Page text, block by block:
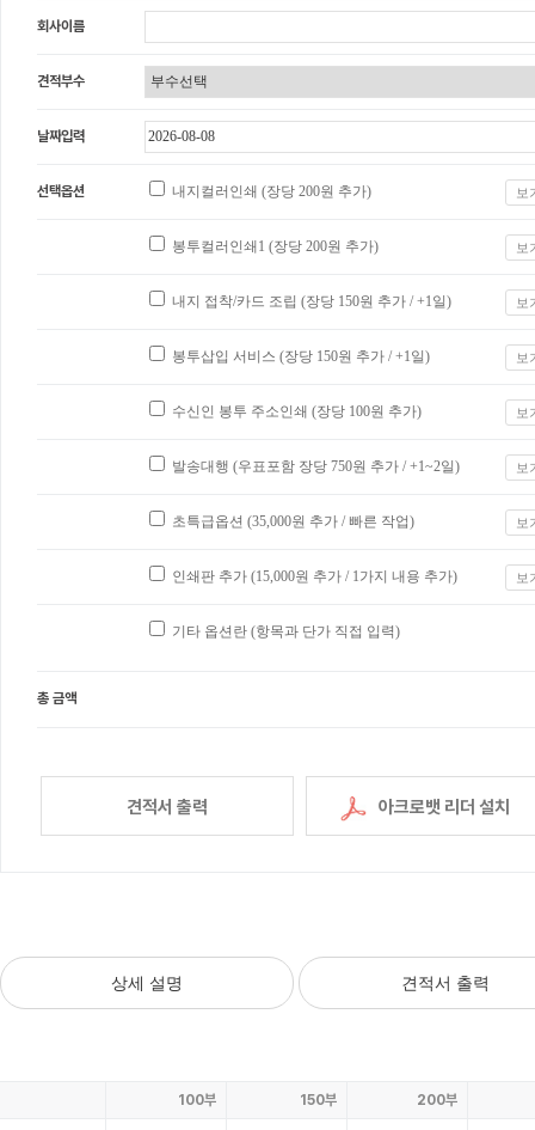
회사이름
견적부수
날짜입력
선택옵션 내지컬러인쇄 (장당 200원 추가) 보
봉투컬러인쇄1 (장당 200원 추가) 보
내지 접착/카드 조립 (장당 150원 추가 / +1일) 보
봉투삽입 서비스 (장당 150원 추가 / +1일) 보
수신인 봉투 주소인쇄 (장당 100원 추가) 보
발송대행 (우표포함 장당 750원 추가 / +1~2일) 보
초특급옵션 (35,000원 추가 / 빠른 작업) 보
인쇄판 추가 (15,000원 추가 / 1가지 내용 추가) 보
기타 옵션란 (항목과 단가 직접 입력)
총 금액
견적서 출력 아크로뱃 리더 설치
상세 설명 견적서 출력
100부 150부 200부